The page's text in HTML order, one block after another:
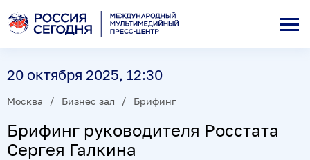
20 октября 2025, 12:30
Москва Бизнес зал Брифинг
Брифинг руководителя Росстата
Сергея Галкина